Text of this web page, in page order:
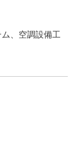
、空調設備工